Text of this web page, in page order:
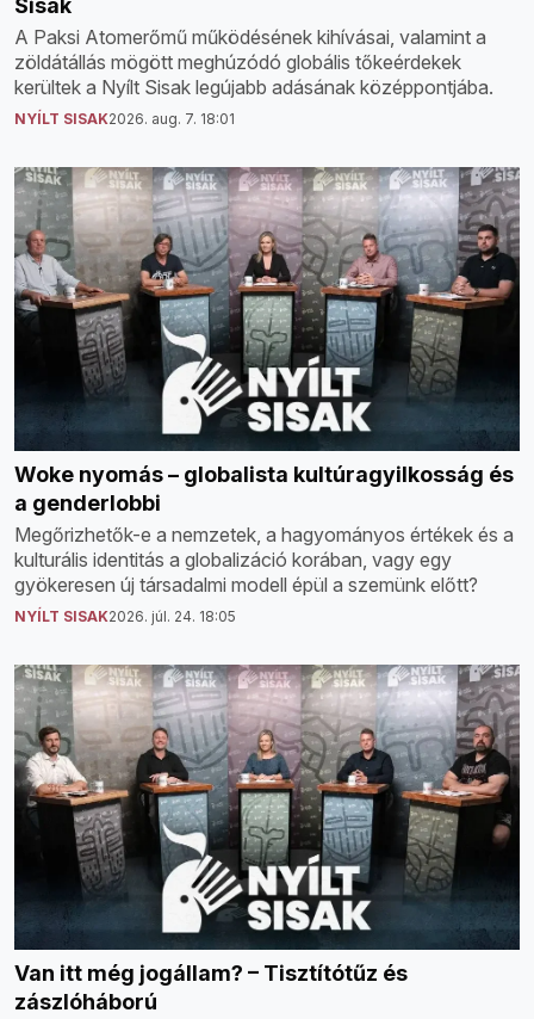
Sisak
A Paksi Atomerőmű működésének kihívásai, valamint a
zöldátállás mögött meghúzódó globális tőkeérdekek
kerültek a Nyílt Sisak legújabb adásának középpontjába.
NYÍLT SISAK2026. aug. 7. 18:01
Woke nyomás – globalista kultúragyilkosság és
a genderlobbi
Megőrizhetők-e a nemzetek, a hagyományos értékek és a
kulturális identitás a globalizáció korában, vagy egy
gyökeresen új társadalmi modell épül a szemünk előtt?
NYÍLT SISAK2026. júl. 24. 18:05
Van itt még jogállam? – Tisztítótűz és
zászlóháború